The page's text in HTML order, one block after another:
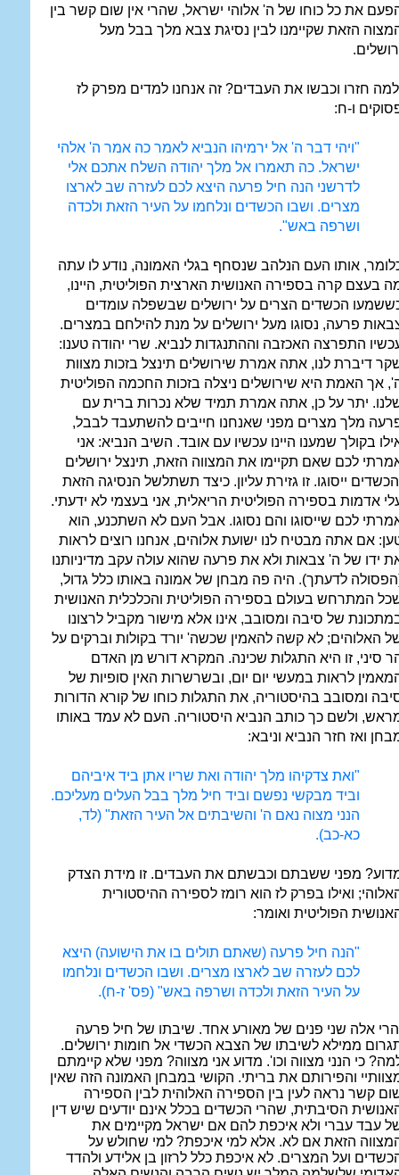
את כל כוחו של ה' אלוהי ישראל, שהרי אין שום קשר בין
הזאת שקיימנו לבין נסיגת צבא מלך בבל מעל
חזרו וכבשו את העבדים? זה אנחנו למדים מפרק לז
ו-ח:
"ויהי דבר ה' אל ירמיהו הנביא לאמר כה אמר ה' אלהי
ישראל. כה תאמרו אל מלך יהודה השלח אתכם אלי
לדרשני הנה חיל פרעה היצא לכם לעזרה שב לארצו
מצרים. ושבו הכשדים ונלחמו על העיר הזאת ולכדה
ושרפה באש".
אותו העם הנלהב שנסחף בגלי האמונה, נודע לו עתה
בעצם קרה בספירה האנושית הארצית הפוליטית, היינו,
הכשדים הצרים על ירושלים שבשפלה עומדים
פרעה, נסוגו מעל ירושלים על מנת להילחם במצרים.
התפרצה האכזבה וההתנגדות לנביא. שרי יהודה טענו:
דיברת לנו, אתה אמרת שירושלים תינצל בזכות מצוות
אך האמת היא שירושלים ניצלה בזכות החכמה הפוליטית
יתר על כן, אתה אמרת תמיד שלא נכרות ברית עם
מלך מצרים מפני שאנחנו חייבים להשתעבד לבבל,
בקולך שמענו היינו עכשיו עם אובד. השיב הנביא: אני
לכם שאם תקיימו את המצווה הזאת, תינצל ירושלים
ייסוגו. זו גזירת עליון. כיצד תשתלשל הנסיגה הזאת
אדמות בספירה הפוליטית הריאלית, אני בעצמי לא ידעתי.
לכם שייסוגו והם נסוגו. אבל העם לא השתכנע, הוא
אם אתה מבטיח לנו ישועת אלוהים, אנחנו רוצים לראות
ידו של ה' צבאות ולא את פרעה שהוא עולה עקב מדיניותנו
לדעתך). היה פה מבחן של אמונה באותו כלל גדול,
המתרחש בעולם בספירה הפוליטית והכלכלית האנושית
של סיבה ומסובב, אינו אלא מישור מקביל לרצונו
האלוהים; לא קשה להאמין שכשה' יורד בקולות וברקים על
סיני, זו היא התגלות שכינה. המקרא דורש מן האדם
לראות במעשי יום יום, ובשרשרות האין סופיות של
ומסובב בהיסטוריה, את התגלות כוחו של קורא הדורות
ולשם כך כותב הנביא היסטוריה. העם לא עמד באותו
ואז חזר הנביא וניבא:
"ואת צדקיהו מלך יהודה ואת שריו אתן ביד איביהם
וביד מבקשי נפשם וביד חיל מלך בבל העלים מעליכם.
הנני מצוה נאם ה' והשיבתים אל העיר הזאת" (לד,
כא-כב).
מפני ששבתם וכבשתם את העבדים. זו מידת הצדק
ואילו בפרק לז הוא רומז לספירה ההיסטורית
הפוליטית ואומר:
"הנה חיל פרעה (שאתם תולים בו את הישועה) היצא
לכם לעזרה שב לארצו מצרים. ושבו הכשדים ונלחמו
על העיר הזאת ולכדה ושרפה באש" (פס' ז-ח).
אלה שני פנים של מאורע אחד. שיבתו של חיל פרעה
ממילא לשיבתו של הצבא הכשדי אל חומות ירושלים.
כי הנני מצווה וכו'. מדוע אני מצווה? מפני שלא קיימתם
והפירותם את בריתי. הקושי במבחן האמונה הזה שאין
קשר נראה לעין בין הספירה האלוהית לבין הספירה
הסיבתית, שהרי הכשדים בכלל אינם יודעים שיש דין
עבד עברי ולא איכפת להם אם ישראל מקיימים את
הזאת אם לא. אלא למי איכפת? למי שחולש על
ועל המצרים. לא איכפת כלל לרזון בן אלידע ולהדד